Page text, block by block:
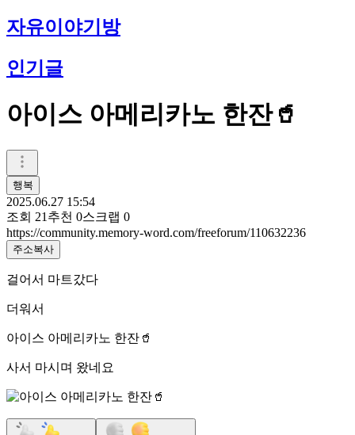
자유이야기방
인기글
아이스 아메리카노 한잔🥤
행복
2025.06.27 15:54
조회 21 추천 0스크랩 0
https://community.memory-word.com/freeforum/110632236
주소복사
걸어서 마트갔다
더워서
아이스 아메리카노 한잔🥤
사서 마시며 왔네요